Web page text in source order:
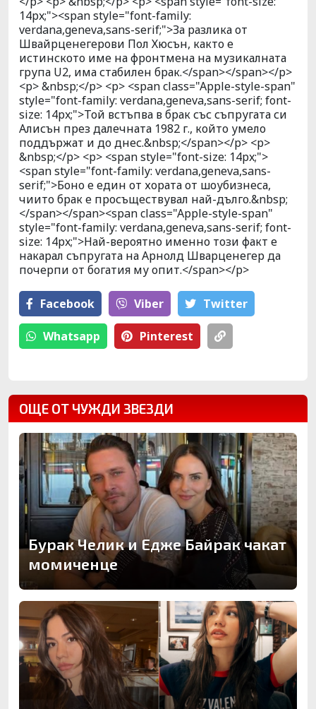
14px;"><span style="font-family:
verdana,geneva,sans-serif;">За разлика от
Швайрценегерови Пол Хюсън, както е
истинското име на фронтмена на музикалната
група U2, има стабилен брак.</span></span></p>
<p> &nbsp;</p> <p> <span class="Apple-style-span"
style="font-family: verdana,geneva,sans-serif; font-
size: 14px;">Той встъпва в брак със съпругата си
Алисън през далечната 1982 г., който умело
поддържат и до днес.&nbsp;</span></p> <p>
&nbsp;</p> <p> <span style="font-size: 14px;">
<span style="font-family: verdana,geneva,sans-
serif;">Боно е един от хората от шоубизнеса,
чиито брак е просъществувал най-дълго.&nbsp;
</span></span><span class="Apple-style-span"
style="font-family: verdana,geneva,sans-serif; font-
size: 14px;">Най-вероятно именно този факт е
накарал съпругата на Арнолд Шварценегер да
почерпи от богатия му опит.</span></p>
Facebook Viber Тwitter
Whatsapp Pinterest
ОЩЕ ОТ ЧУЖДИ ЗВЕЗДИ
Бурак Челик и Едже Байрак чакат
момиченце